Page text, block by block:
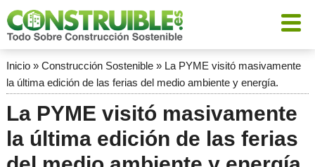
Inicio» Construcción Sostenible» La PYME visitó masivamente
la última edición de las ferias del medio ambiente y energía.
La PYME visitó masivamente
la última edición de las ferias